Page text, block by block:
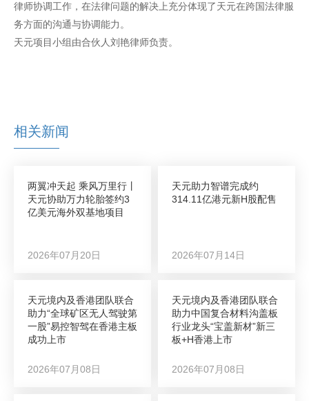
律师协调工作，在法律问题的解决上充分体现了天元在跨国法律服
务方面的沟通与协调能力。
天元项目小组由合伙人刘艳律师负责。
相关新闻
两翼冲天起 乘风万里行丨
天元协助万力轮胎签约3
亿美元海外双基地项目
2026年07月20日
天元助力智谱完成约
314.11亿港元新H股配售
2026年07月14日
天元境内及香港团队联合
助力“全球矿区无人驾驶第
一股”易控智驾在香港主板
成功上市
2026年07月08日
天元境内及香港团队联合
助力中国复合材料沟盖板
行业龙头“宝盖新材”新三
板+H香港上市
2026年07月08日